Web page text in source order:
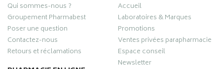
Qui sommes-nous ?
Groupement Pharmabest
Poser une question
Contactez-nous
Retours et réclamations
Accueil
Laboratoires & Marques
Promotions
Ventes privées parapharmacie
Espace conseil
Newsletter